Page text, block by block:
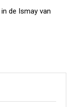
de Ismay van